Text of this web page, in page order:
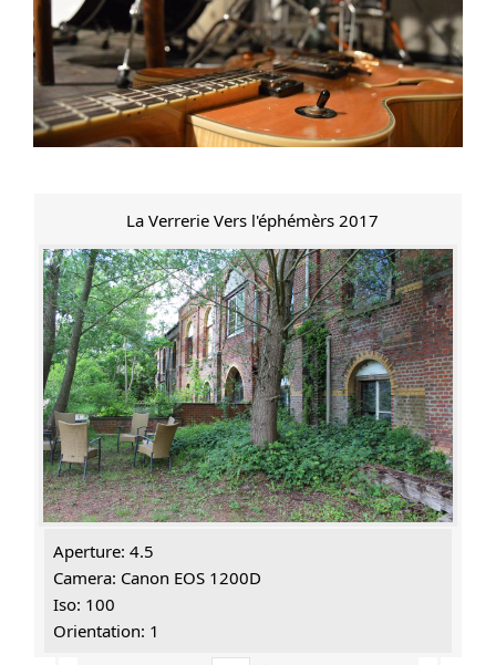
La Verrerie Vers l'éphémèrs 2017
Aperture: 4.5
Camera: Canon EOS 1200D
Iso: 100
Orientation: 1